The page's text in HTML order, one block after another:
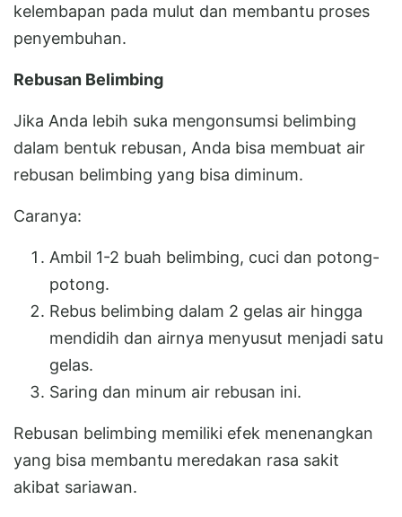
kelembapan pada mulut dan membantu proses
penyembuhan.
Rebusan Belimbing
Jika Anda lebih suka mengonsumsi belimbing
dalam bentuk rebusan, Anda bisa membuat air
rebusan belimbing yang bisa diminum.
Caranya:
Ambil 1-2 buah belimbing, cuci dan potong-
potong.
Rebus belimbing dalam 2 gelas air hingga
mendidih dan airnya menyusut menjadi satu
gelas.
Saring dan minum air rebusan ini.
Rebusan belimbing memiliki efek menenangkan
yang bisa membantu meredakan rasa sakit
akibat sariawan.